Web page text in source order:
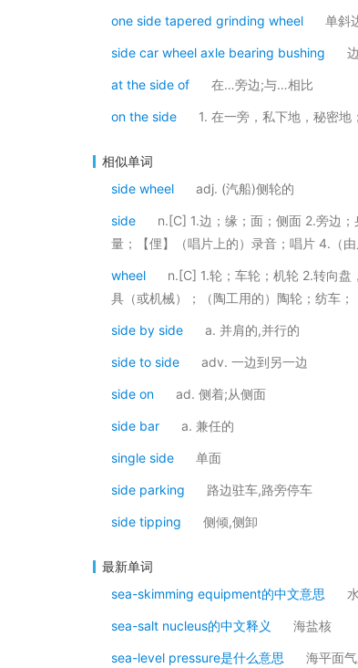
one side tapered grinding wheel 单斜
side car wheel axle bearing bushing
at the side of 在…旁边;与…相比
on the side 1. 在一旁，私下地，秘密
相似单词
side wheel
adj. (汽船)侧轮的
side
n.[C] 1.边；缘；面；侧面 2.旁边
量；【俚】（唱片上的）录音；唱片 4.（
wheel
n.[C] 1.轮；车轮；机轮 2.转向
具（或机械）；（陶工用的）陶轮；纺车
side by side a. 并肩的,并行的
side to side adv. 一边到另一边
side on ad. 侧着;从侧面
side bar a. 兼任的
single side 单面
side parking 路边驻车,路旁停车
side tipping 侧倾,侧卸
最新单词
sea-skimming equipment的中文意思
sea-salt nucleus的中文释义 海盐核
sea-level pressure是什么意思 海平面